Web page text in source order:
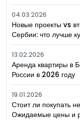
04.03.2026
Новые проекты vs
Сербии: что лучше
13.02.2026
Аренда квартиры в
России в 2026 году
19.01.2026
Стоит ли покупать
Ожидаемые цены и